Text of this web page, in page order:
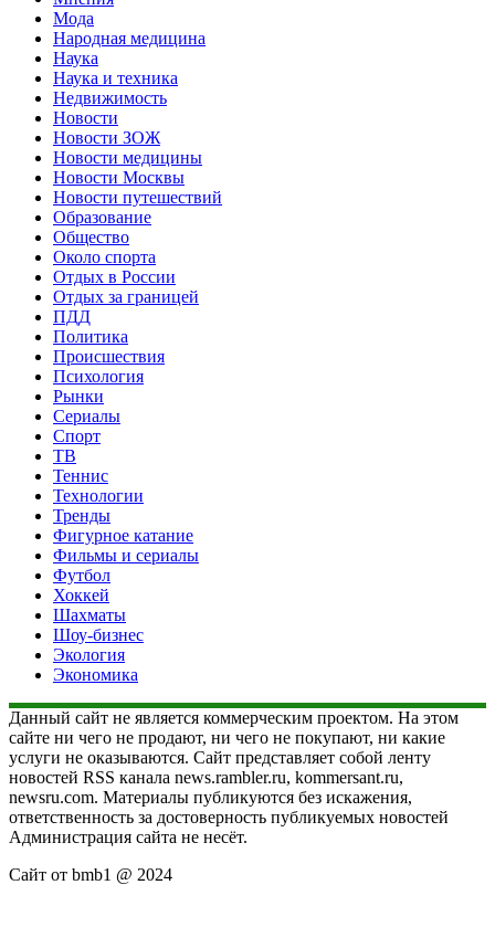
Мода
Народная медицина
Наука
Наука и техника
Недвижимость
Новости
Новости ЗОЖ
Новости медицины
Новости Москвы
Новости путешествий
Образование
Общество
Около спорта
Отдых в России
Отдых за границей
ПДД
Политика
Происшествия
Психология
Рынки
Сериалы
Спорт
ТВ
Теннис
Технологии
Тренды
Фигурное катание
Фильмы и сериалы
Футбол
Хоккей
Шахматы
Шоу-бизнес
Экология
Экономика
Данный сайт не является коммерческим проектом. На этом
сайте ни чего не продают, ни чего не покупают, ни какие
услуги не оказываются. Сайт представляет собой ленту
новостей RSS канала news.rambler.ru, kommersant.ru,
newsru.com. Материалы публикуются без искажения,
ответственность за достоверность публикуемых новостей
Администрация сайта не несёт.
Сайт от bmb1 @ 2024